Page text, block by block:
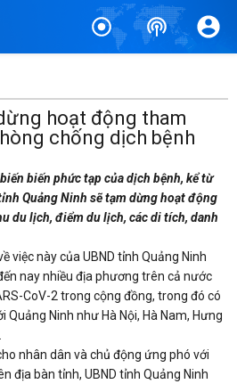
hoạt động tham
chống dịch bệnh
biến phức tạp của dịch bệnh, kể từ
Quảng Ninh sẽ tạm dừng hoạt động
du lịch, điểm du lịch, các di tích, danh
việc này của UBND tỉnh Quảng Ninh
nay nhiều địa phương trên cả nước
CoV-2 trong cộng đồng, trong đó có
Quảng Ninh như Hà Nội, Hà Nam, Hưng
nhân dân và chủ động ứng phó với
địa bàn tỉnh, UBND tỉnh Quảng Ninh